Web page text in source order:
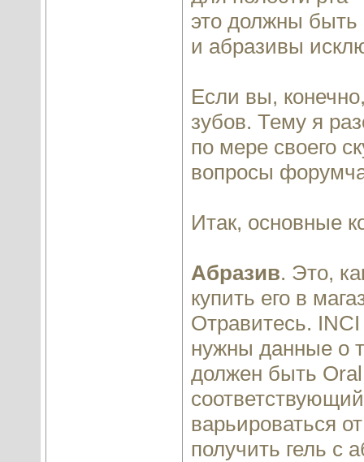
это должны быть
и абразивы
Если вы,
зубов. Тему я
по мере своего
вопросы
Итак, основные
Абразив. Это,
купить его в
Отравитесь. INCI
нужны данные о
должен быть
варьироваться
получить гель с